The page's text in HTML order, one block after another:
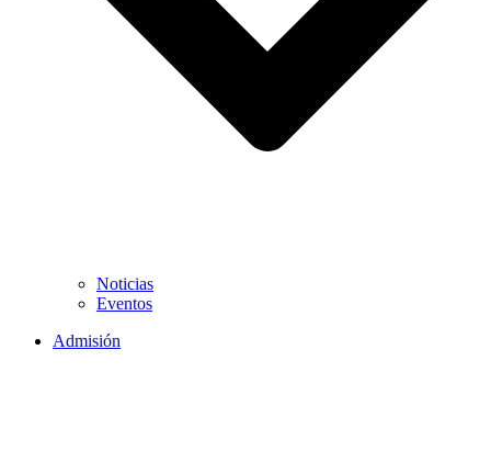
Noticias
Eventos
Admisión